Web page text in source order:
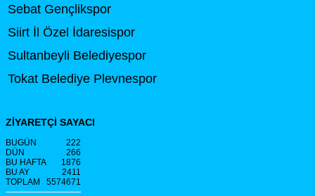
Sebat Gençlikspor
Siirt İl Özel İdaresispor
Sultanbeyli Belediyespor
Tokat Belediye Plevnespor
ZİYARETÇİ SAYACI
BUGÜN
222
DÜN
266
BU HAFTA
1876
BU AY
2411
TOPLAM
5574671